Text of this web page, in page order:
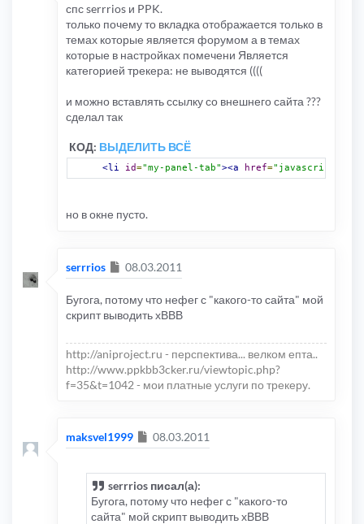
спс serrrios и PPK.
только почему то вкладка отображается только в
темах которые является форумом а в темах
которые в настройках помечени Является
категорией трекера: не выводятся ((((
и можно вставлять ссылку со внешнего сайта ???
сделал так
КОД: ВЫДЕЛИТЬ ВСЁ
<li id="my-panel-tab"><a href=
но в окне пусто.
serrrios Сообщение
08.03.2011
Бугога, потому что нефег с "какого-то сайта" мой
скрипт выводить хВВВ
http://aniproject.ru - перспектива... велком епта..
http://www.ppkbb3cker.ru/viewtopic.php?
f=35&t=1042 - мои платные услуги по трекеру.
maksvel1999 Сообщение
08.03.2011
serrrios писал(а):
Бугога, потому что нефег с "какого-то
сайта" мой скрипт выводить хВВВ